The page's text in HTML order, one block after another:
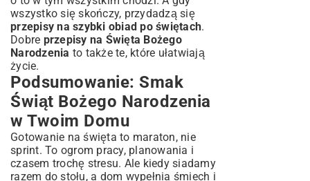
wszystko się skończy, przydadzą się
przepisy na szybki obiad po świętach.
Dobre przepisy na Święta Bożego
Narodzenia to także te, które ułatwiają
życie.
Podsumowanie: Smak
Świąt Bożego Narodzenia
w Twoim Domu
Gotowanie na święta to maraton, nie
sprint. To ogrom pracy, planowania i
czasem trochę stresu. Ale kiedy siadamy
razem do stołu, a dom wypełnia śmiech i